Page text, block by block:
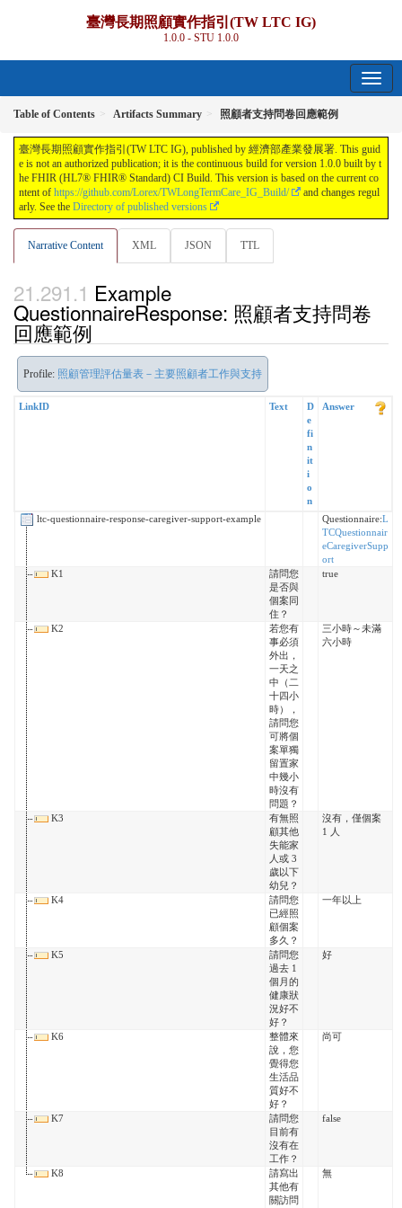
臺灣長期照顧實作指引(TW LTC IG)
1.0.0 - STU 1.0.0
Table of Contents Artifacts Summary 照顧者支持問卷回應範例
臺灣長期照顧實作指引(TW LTC IG), published by 經濟部產業發展署. This guid
e is not an authorized publication; it is the continuous build for version 1.0.0 built by t
he FHIR (HL7® FHIR® Standard) CI Build. This version is based on the current co
ntent of https://github.com/Lorex/TWLongTermCare_IG_Build/
and changes regul
arly. See the Directory of published versions
Narrative Content XML JSON TTL
Example
QuestionnaireResponse: 照顧者支持問卷
回應範例
Profile: 照顧管理評估量表－主要照顧者工作與支持
LinkID Text
D
e
fi
n
it
i
o
n
Answer
ltc-questionnaire-response-caregiver-support-example Questionnaire:L
TCQuestionnair
eCaregiverSupp
ort
K1
請問您
是否與
個案同
住？
true
K2
若您有
事必須
外出，
一天之
中（二
十四小
時），
請問您
可將個
案單獨
留置家
中幾小
時沒有
問題？
三小時～未滿
六小時
K3
有無照
顧其他
失能家
人或 3
歲以下
幼兒？
沒有，僅個案
1 人
K4
請問您
已經照
顧個案
多久？
一年以上
K5
請問您
過去 1
個月的
健康狀
況好不
好？
好
K6
整體來
說，您
覺得您
生活品
質好不
好？
尚可
K7
請問您
目前有
沒有在
工作？
false
K8
請寫出
其他有
關訪問
無